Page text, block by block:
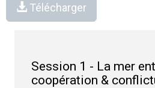
Télécharger
Session 1 - La mer
coopération &